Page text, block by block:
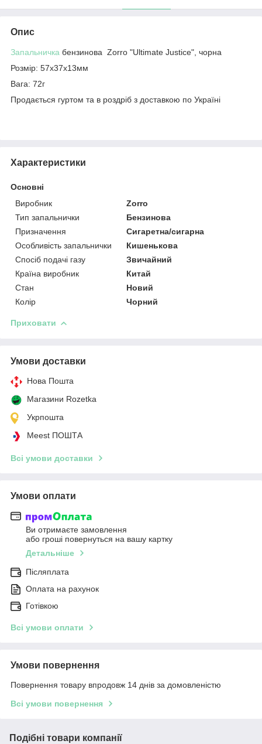
Опис
Запальничка бензинова Zorrо "Ultimate Justice", чорна
Розмір: 57x37x13мм
Вага: 72г
Продається гуртом та в роздріб з доставкою по Україні
Характеристики
Основні
Виробник
Zorro
Тип запальнички
Бензинова
Призначення
Сигаретна/сигарна
Особливість запальнички
Кишенькова
Спосіб подачі газу
Звичайний
Країна виробник
Китай
Стан
Новий
Колір
Чорний
Приховати
Умови доставки
Нова Пошта
Магазини Rozetka
Укрпошта
Meest ПОШТА
Всі умови доставки
Умови оплати
Ви отримаєте замовлення
або гроші повернуться на вашу картку
Детальніше
Післяплата
Оплата на рахунок
Готівкою
Всі умови оплати
Умови повернення
Повернення товару впродовж 14 днів за домовленістю
Всі умови повернення
Подібні товари компанії